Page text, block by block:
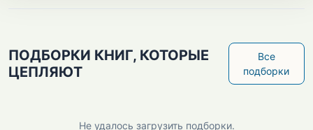
ПОДБОРКИ КНИГ, КОТОРЫЕ
ЦЕПЛЯЮТ
Все
подборки
Не удалось загрузить подборки.